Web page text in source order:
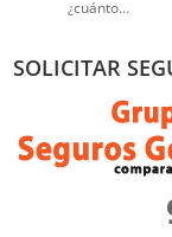
¿cuánto…
SOLICITAR